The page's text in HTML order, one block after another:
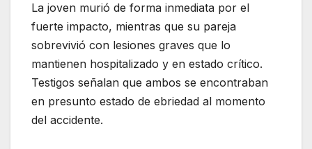
La joven murió de forma inmediata por el
fuerte impacto, mientras que su pareja
sobrevivió con lesiones graves que lo
mantienen hospitalizado y en estado crítico.
Testigos señalan que ambos se encontraban
en presunto estado de ebriedad al momento
del accidente.